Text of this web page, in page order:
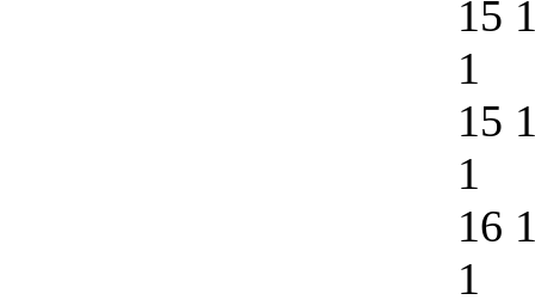
15
1
15
1
16
1